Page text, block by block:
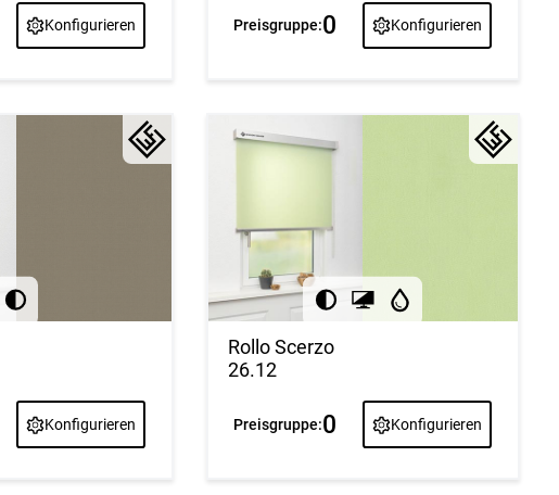
Konfigurieren Konfigurieren
Preisgruppe:0
Konfigurieren
Rollo Scerzo
26.12
Konfigurieren
Preisgruppe:0